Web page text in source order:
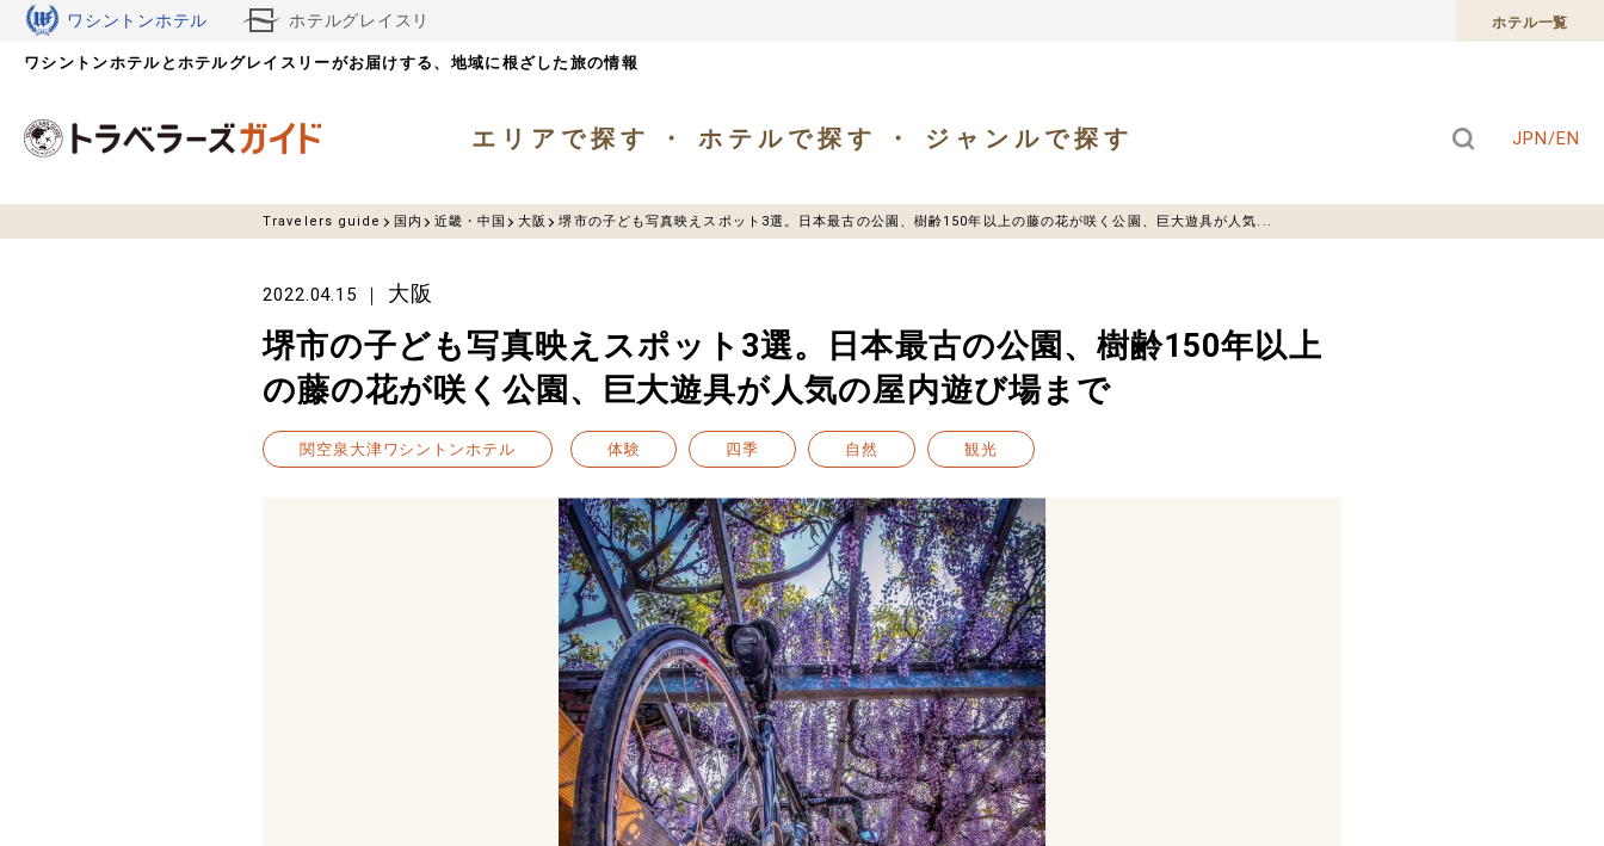
ワシントンホテル ホテルグレイスリ
ー
ホテル一覧
ワシントンホテルとホテルグレイスリーがお届けする、 地域に根ざした旅の情報
エリアで探す ホテルで探す ジャンルで探す JPN/EN
Travelers guide 国内 近畿・中国 大阪 堺市の子ども写真映えスポット3選。日本最古の公園、樹齢150年以上の藤の花が咲く公園、巨大遊具が人気...
2022.04.15 大阪
堺市の子ども写真映えスポット3選。日本最古の公園、樹齢150年以上
の藤の花が咲く公園、巨大遊具が人気の屋内遊び場まで
関空泉大津ワシントンホテル 体験 四季 自然 観光